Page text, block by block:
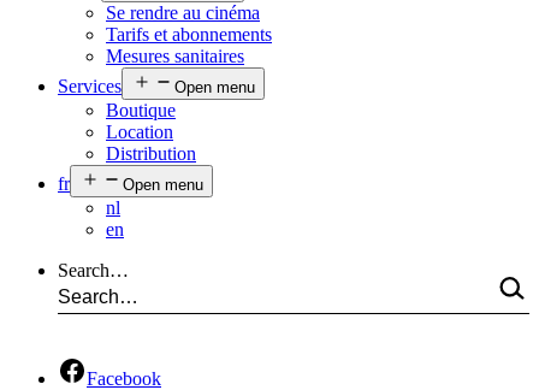
Se rendre au cinéma
Tarifs et abonnements
Mesures sanitaires
Services
Open menu
Boutique
Location
Distribution
fr
Open menu
nl
en
Search…
Facebook